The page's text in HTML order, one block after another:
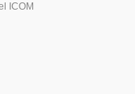
ICOM